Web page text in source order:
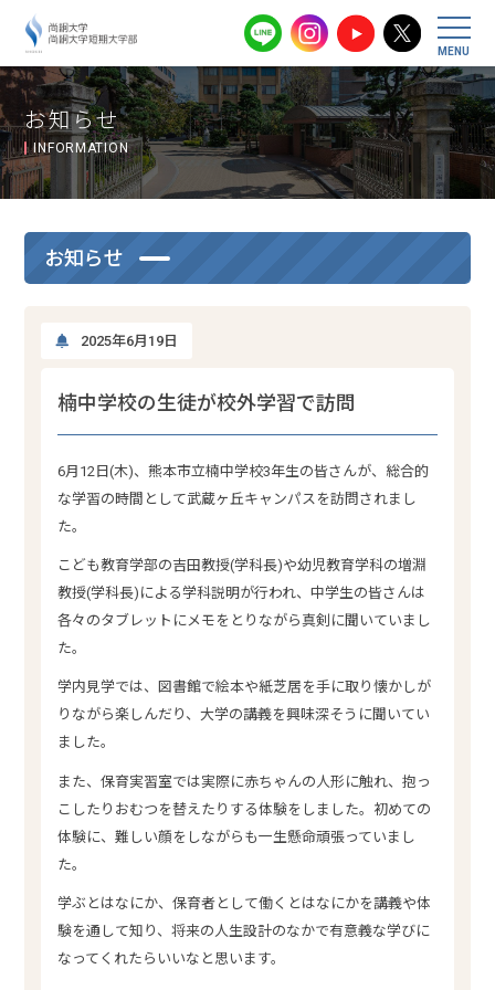
尚絅大学・尚
お知らせ
INFORMATION
お知らせ
2025年6月19日
楠中学校の生徒が校外学習で訪問
6月12日(木)、熊本市立楠中学校3年生の皆さんが、総合的
な学習の時間として武蔵ヶ丘キャンパスを訪問されまし
た。
こども教育学部の吉田教授(学科長)や幼児教育学科の増淵
教授(学科長)による学科説明が行われ、中学生の皆さんは
各々のタブレットにメモをとりながら真剣に聞いていまし
た。
学内見学では、図書館で絵本や紙芝居を手に取り懐かしが
りながら楽しんだり、大学の講義を興味深そうに聞いてい
ました。
また、保育実習室では実際に赤ちゃんの人形に触れ、抱っ
こしたりおむつを替えたりする体験をしました。初めての
体験に、難しい顔をしながらも一生懸命頑張っていまし
た。
学ぶとはなにか、保育者として働くとはなにかを講義や体
験を通して知り、将来の人生設計のなかで有意義な学びに
なってくれたらいいなと思います。